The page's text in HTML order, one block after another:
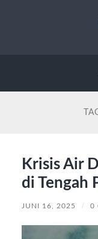
Krisis Air
di Tengah
JUNI 16, 2025 / 0